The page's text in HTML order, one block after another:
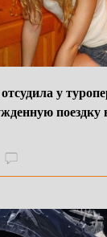
у
поездку